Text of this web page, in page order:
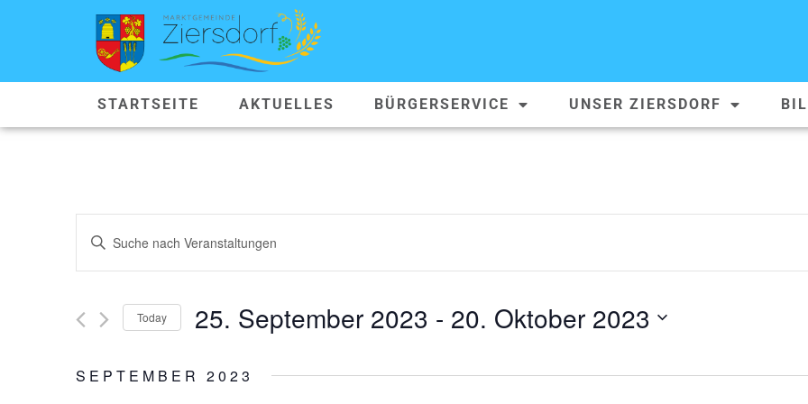
STARTSEITE AKTUELLES BÜRGERSERVICE UNSER ZIERSDORF
VERANSTALTUNGEN
SUCHE
UND
ANSICHTEN,
NAVIGATION
Geben
Sie
Schlüsselwort.
Veranstaltungen
Schlüsselwort.
Today 25. September 2023 - 20. Oktober 2023
SEPTEMBER 2023